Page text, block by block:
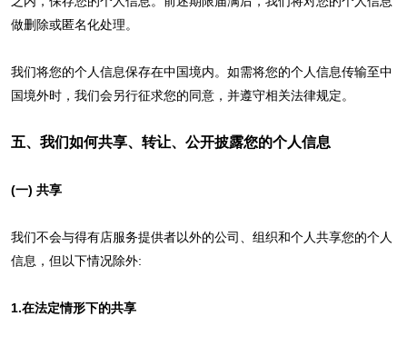
做删除或匿名化处理。
我们将您的个人信息保存在中国境内。如需将您的个人信息传输至中
国境外时，我们会另行征求您的同意，并遵守相关法律规定。
五、我们如何共享、转让、公开披露您的个人信息
(一) 共享
我们不会与得有店服务提供者以外的公司、组织和个人共享您的个人
信息，但以下情况除外:
1.在法定情形下的共享